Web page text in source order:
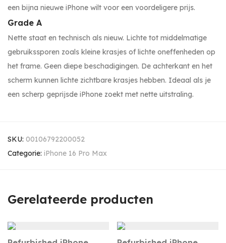
een bijna nieuwe iPhone wilt voor een voordeligere prijs.
Grade A
Nette staat en technisch als nieuw. Lichte tot middelmatige
gebruikssporen zoals kleine krasjes of lichte oneffenheden op
het frame. Geen diepe beschadigingen. De achterkant en het
scherm kunnen lichte zichtbare krasjes hebben. Ideaal als je
een scherp geprijsde iPhone zoekt met nette uitstraling.
SKU: 00106792200052
Categorie: iPhone 16 Pro Max
Gerelateerde producten